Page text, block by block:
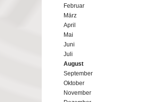
Februar
März
April
Mai
Juni
Juli
August
September
Oktober
November